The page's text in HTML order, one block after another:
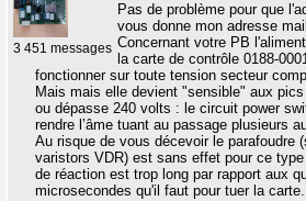
3 451 messages
Pas de problème pour que
vous donne mon adresse
Concernant votre PB
la carte de contrôle 0188-
fonctionner sur toute tension secteur
Mais mais elle devient "sensible" aux
ou dépasse 240 volts : le circuit power
rendre l’âme tuant au passage plusieurs
Au risque de vous décevoir le parafoudre
varistors VDR) est sans effet pour ce
de réaction est trop long par rapport aux
microsecondes qu'il faut pour tuer la carte.